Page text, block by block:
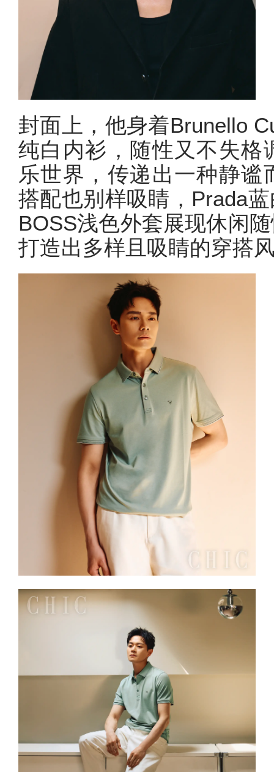
封面上，他身着Brunello
纯白内衫，随性又不失格
乐世界，传递出一种静
搭配也别样吸睛，Prada
BOSS浅色外套展现休闲
打造出多样且吸睛的穿搭